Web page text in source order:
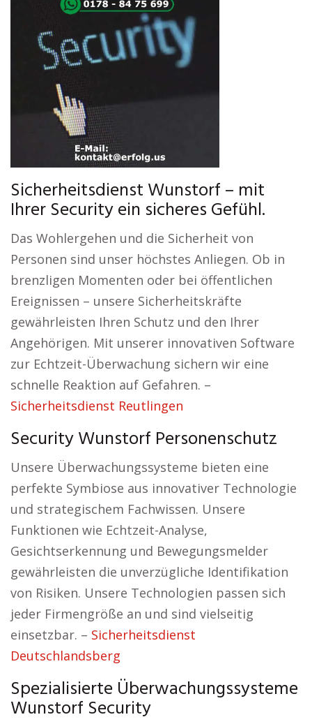
Sicherheitsdienst Wunstorf – mit
Ihrer Security ein sicheres Gefühl.
Das Wohlergehen und die Sicherheit von
Personen sind unser höchstes Anliegen. Ob in
brenzligen Momenten oder bei öffentlichen
Ereignissen – unsere Sicherheitskräfte
gewährleisten Ihren Schutz und den Ihrer
Angehörigen. Mit unserer innovativen Software
zur Echtzeit-Überwachung sichern wir eine
schnelle Reaktion auf Gefahren. –
Sicherheitsdienst Reutlingen
Security Wunstorf Personenschutz
Unsere Überwachungssysteme bieten eine
perfekte Symbiose aus innovativer Technologie
und strategischem Fachwissen. Unsere
Funktionen wie Echtzeit-Analyse,
Gesichtserkennung und Bewegungsmelder
gewährleisten die unverzügliche Identifikation
von Risiken. Unsere Technologien passen sich
jeder Firmengröße an und sind vielseitig
einsetzbar. – Sicherheitsdienst
Deutschlandsberg
Spezialisierte Überwachungssysteme
Wunstorf Security